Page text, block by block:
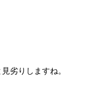
劣りしますね。